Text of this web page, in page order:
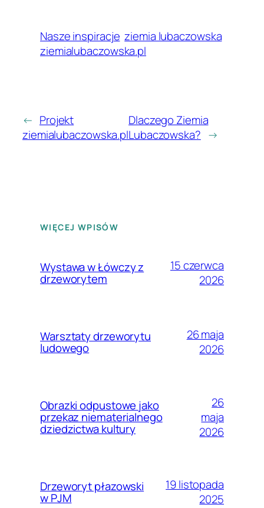
Nasze inspiracje ziemia lubaczowska
ziemialubaczowska.pl
← Projekt
ziemialubaczowska.pl
Dlaczego Ziemia
Lubaczowska? →
WIĘCEJ WPISÓW
Wystawa w Łówczy z
drzeworytem
15 czerwca
2026
Warsztaty drzeworytu
ludowego
26 maja
2026
Obrazki odpustowe jako
przekaz niematerialnego
dziedzictwa kultury
26
maja
2026
Drzeworyt płazowski
w PJM
19 listopada
2025